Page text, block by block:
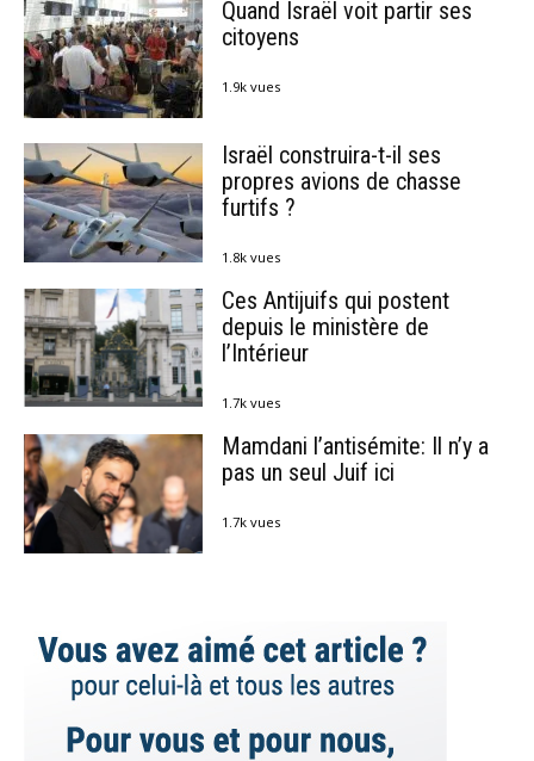
Quand Israël voit partir ses
citoyens
1.9k vues
Israël construira-t-il ses
propres avions de chasse
furtifs ?
1.8k vues
Ces Antijuifs qui postent
depuis le ministère de
l’Intérieur
1.7k vues
Mamdani l’antisémite: Il n’y a
pas un seul Juif ici
1.7k vues